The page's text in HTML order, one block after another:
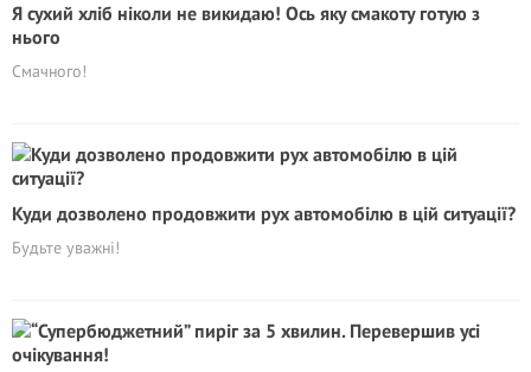
Я сухий хліб ніколи не викидаю! Ось яку смакоту готую з
нього
Смачного!
Куди дозволено продовжити рух автомобілю в цій ситуації?
Будьте уважні!